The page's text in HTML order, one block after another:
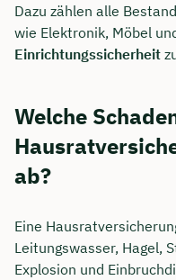
Dazu zählen alle
wie Elektronik, Möbel
Einrichtungssicherheit
Welche
ab?
Eine
Leitungswasser, Hagel,
Explosion und